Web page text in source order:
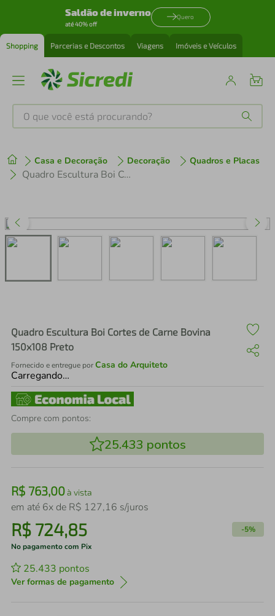
Saldão de inverno
até 40% off
Quero
Shopping Parcerias e Descontos Viagens Imóveis e Veículos
O que você está procurando?
Casa e Decoração Decoração Quadros e Placas
Quadro Escultura Boi Cortes de Carne Bovina 150x108 Preto
Quadro Escultura Boi Cortes de Carne Bovina
150x108 Preto
Fornecido e entregue porCasa do Arquiteto
Carregando…
Compre com pontos:
25.433 pontos
R$ 763,00à vista
em até 6x de R$ 127,16 s/juros
R$ 724,85 -5%
No pagamento com Pix
25.433 pontos
Ver formas de pagamento
1º tenis
perfume